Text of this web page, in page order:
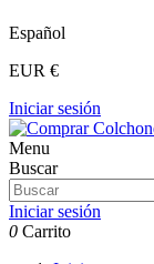
Español
EUR €
Iniciar sesión
Menu
Buscar
Iniciar sesión
0 Carrito